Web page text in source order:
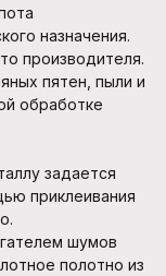
назначения.
производителя.
пятен, пыли и
обработке
задается
приклеивания
шумов
полотно из